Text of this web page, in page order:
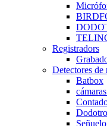
Registradors
Detectores de
Batbox